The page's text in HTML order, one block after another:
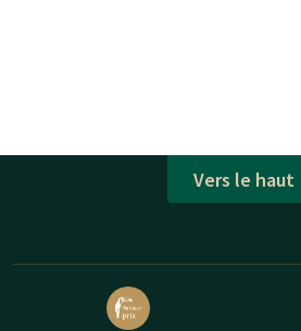
Vers le haut